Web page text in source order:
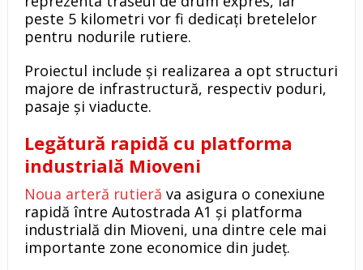
peste 5 kilometri vor fi dedicați bretelelor
pentru nodurile rutiere.
Proiectul include și realizarea a opt structuri
majore de infrastructură, respectiv poduri,
pasaje și viaducte.
Legătură rapidă cu platforma
industrială Mioveni
Noua arteră rutieră va asigura o conexiune
rapidă între Autostrada A1 și platforma
industrială din Mioveni, una dintre cele mai
importante zone economice din județ.